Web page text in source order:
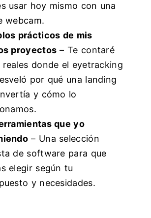
usar hoy mismo con una
webcam.
prácticos de mis
proyectos – Te contaré
reales donde el eyetracking
por qué una landing
y cómo lo
que yo
– Una selección
de software para que
elegir según tu
y necesidades.